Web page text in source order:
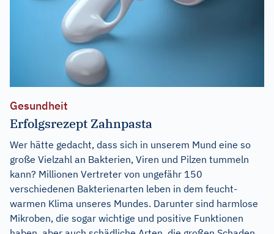
Gesundheit
Erfolgsrezept Zahnpasta
Wer hätte gedacht, dass sich in unserem Mund eine so
große Vielzahl an Bakterien, Viren und Pilzen tummeln
kann? Millionen Vertreter von ungefähr 150
verschiedenen Bakterienarten leben in dem feucht-
warmen Klima unseres Mundes. Darunter sind harmlose
Mikroben, die sogar wichtige und positive Funktionen